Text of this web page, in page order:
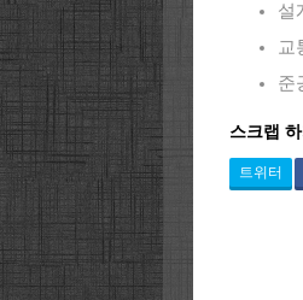
설
교
준
스크랩
트위터